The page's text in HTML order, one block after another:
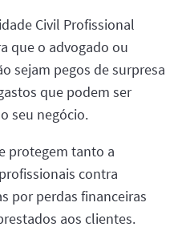
Civil Profissional
que o advogado ou
sejam pegos de surpresa
que podem ser
seu negócio.
protegem tanto a
contra
por perdas financeiras
aos clientes.